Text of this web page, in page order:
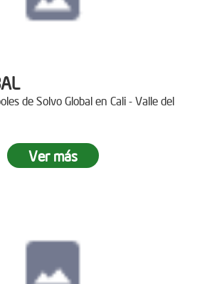
de Solvo Global en Cali - Valle del
Ver más